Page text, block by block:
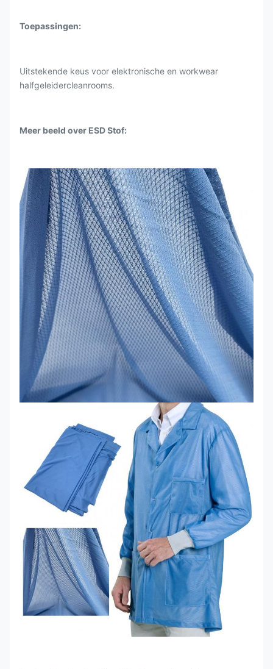
Toepassingen:
Uitstekende keus voor elektronische en workwear
halfgeleidercleanrooms.
Meer beeld over ESD Stof: